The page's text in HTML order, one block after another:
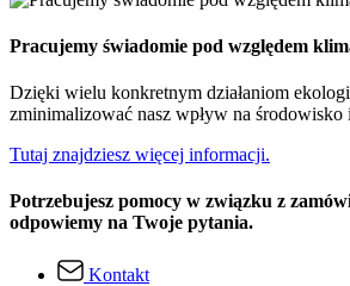
Pracujemy świadomie pod względem
Dzięki wielu konkretnym działaniom
zminimalizować nasz wpływ na środowisko
Tutaj znajdziesz więcej informacji.
Potrzebujesz pomocy w związku z
odpowiemy na Twoje pytania.
Kontakt